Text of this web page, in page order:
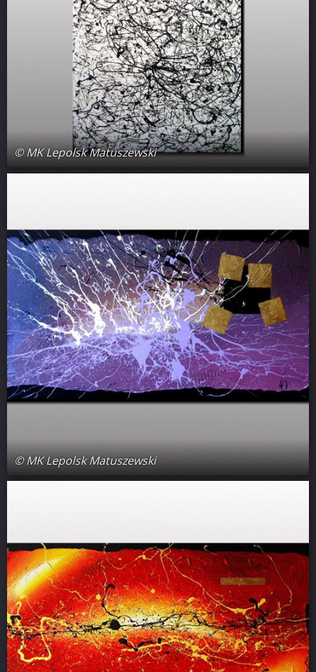
© MK Lepolsk Matuszewski
© MK Lepolsk Matuszewski